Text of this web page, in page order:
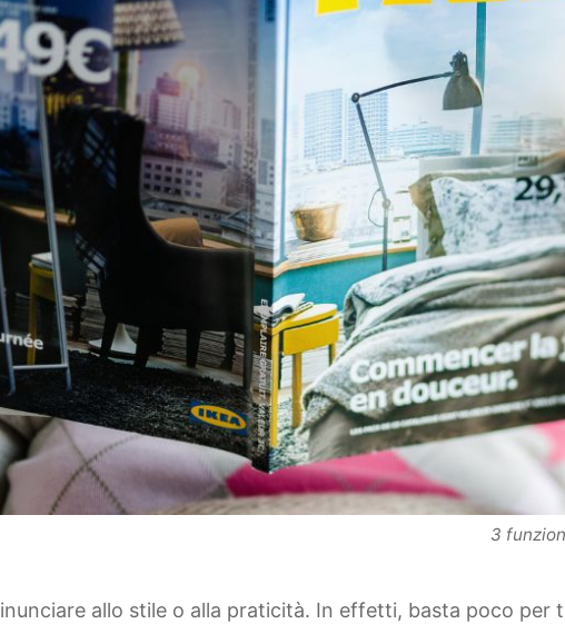
3
allo stile o alla praticità. In effetti, basta poco per